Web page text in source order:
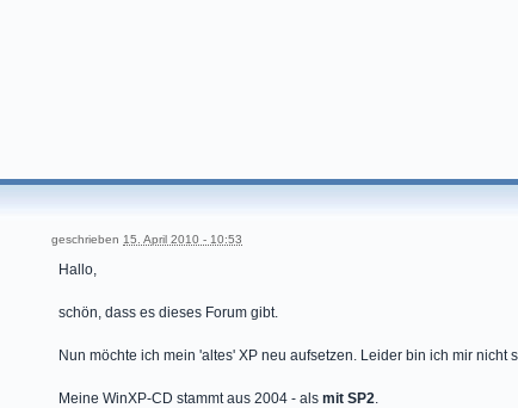
geschrieben 15. April 2010 - 10:53
Hallo,
schön, dass es dieses Forum gibt.
Nun möchte ich mein 'altes' XP neu aufsetzen. Leider bin ich mir nicht
Meine WinXP-CD stammt aus 2004 - als mit SP2.